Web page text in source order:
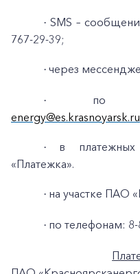
· SMS –
767-29-39;
· через
·
по
energy@es.krasnoyarsk.ru
·
в
«Платежка».
· на участке ПАО
· по телефонам: 8-